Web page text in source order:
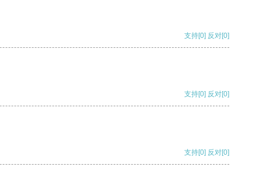
支持[0] 反对[0]
支持[0] 反对[0]
支持[0] 反对[0]